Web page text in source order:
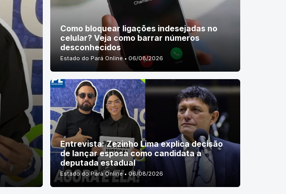
Como bloquear ligações indesejadas no
celular? Veja como barrar números
desconhecidos
Estado do Pará Online • 06/08/2026
Entrevista: Zezinho Lima explica decisão
de lançar esposa como candidata a
deputada estadual
Estado do Pará Online • 06/08/2026